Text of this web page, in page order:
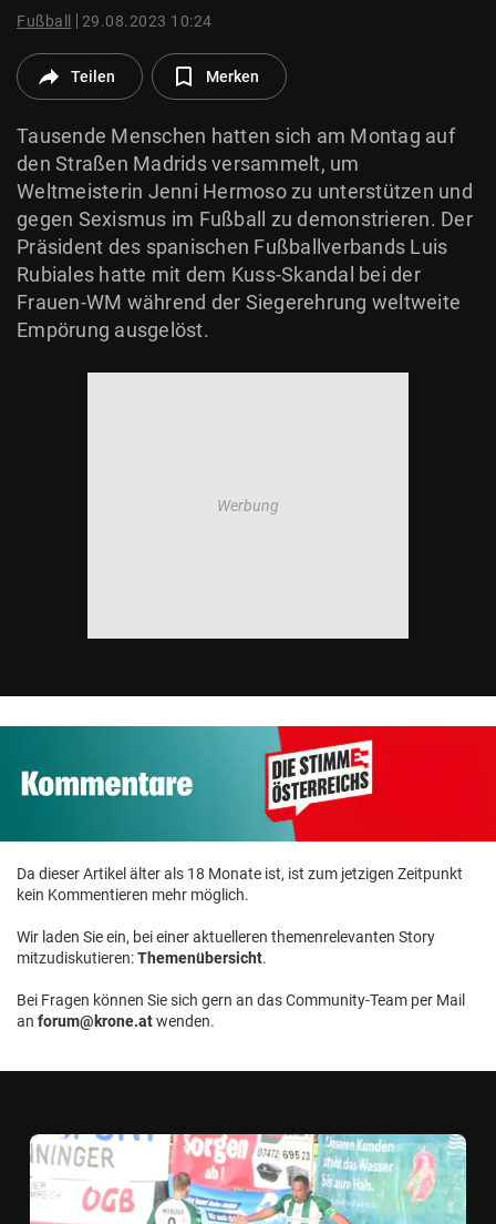
© Krone Multimedia GmbH & Co KG 2026
Fußball 29.08.2023 10:24
Teilen Merken
Tausende Menschen hatten sich am Montag auf
den Straßen Madrids versammelt, um
Weltmeisterin Jenni Hermoso zu unterstützen und
gegen Sexismus im Fußball zu demonstrieren. Der
Präsident des spanischen Fußballverbands Luis
Rubiales hatte mit dem Kuss-Skandal bei der
Frauen-WM während der Siegerehrung weltweite
Empörung ausgelöst.
Da dieser Artikel älter als 18 Monate ist, ist zum jetzigen Zeitpunkt
kein Kommentieren mehr möglich.
Wir laden Sie ein, bei einer aktuelleren themenrelevanten Story
mitzudiskutieren:Themenübersicht.
Bei Fragen können Sie sich gern an das Community-Team per Mail
an forum@krone.atwenden.